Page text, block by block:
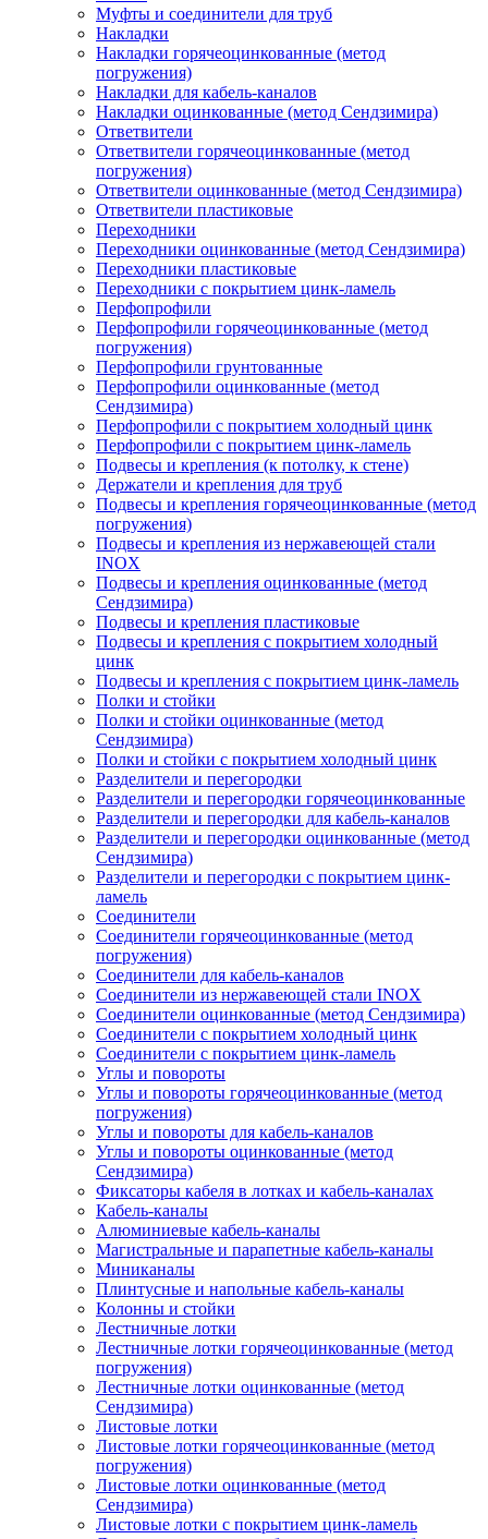
Муфты и соединители для труб
Накладки
Накладки горячеоцинкованные (метод
погружения)
Накладки для кабель-каналов
Накладки оцинкованные (метод Сендзимира)
Ответвители
Ответвители горячеоцинкованные (метод
погружения)
Ответвители оцинкованные (метод Сендзимира)
Ответвители пластиковые
Переходники
Переходники оцинкованные (метод Сендзимира)
Переходники пластиковые
Переходники с покрытием цинк-ламель
Перфопрофили
Перфопрофили горячеоцинкованные (метод
погружения)
Перфопрофили грунтованные
Перфопрофили оцинкованные (метод
Сендзимира)
Перфопрофили с покрытием холодный цинк
Перфопрофили с покрытием цинк-ламель
Подвесы и крепления (к потолку, к стене)
Держатели и крепления для труб
Подвесы и крепления горячеоцинкованные (метод
погружения)
Подвесы и крепления из нержавеющей стали
INOX
Подвесы и крепления оцинкованные (метод
Сендзимира)
Подвесы и крепления пластиковые
Подвесы и крепления с покрытием холодный
цинк
Подвесы и крепления с покрытием цинк-ламель
Полки и стойки
Полки и стойки оцинкованные (метод
Сендзимира)
Полки и стойки с покрытием холодный цинк
Разделители и перегородки
Разделители и перегородки горячеоцинкованные
Разделители и перегородки для кабель-каналов
Разделители и перегородки оцинкованные (метод
Сендзимира)
Разделители и перегородки с покрытием цинк-
ламель
Соединители
Соединители горячеоцинкованные (метод
погружения)
Соединители для кабель-каналов
Соединители из нержавеющей стали INOX
Соединители оцинкованные (метод Сендзимира)
Соединители с покрытием холодный цинк
Соединители с покрытием цинк-ламель
Углы и повороты
Углы и повороты горячеоцинкованные (метод
погружения)
Углы и повороты для кабель-каналов
Углы и повороты оцинкованные (метод
Сендзимира)
Фиксаторы кабеля в лотках и кабель-каналах
Кабель-каналы
Алюминиевые кабель-каналы
Магистральные и парапетные кабель-каналы
Миниканалы
Плинтусные и напольные кабель-каналы
Колонны и стойки
Лестничные лотки
Лестничные лотки горячеоцинкованные (метод
погружения)
Лестничные лотки оцинкованные (метод
Сендзимира)
Листовые лотки
Листовые лотки горячеоцинкованные (метод
погружения)
Листовые лотки оцинкованные (метод
Сендзимира)
Листовые лотки с покрытием цинк-ламель